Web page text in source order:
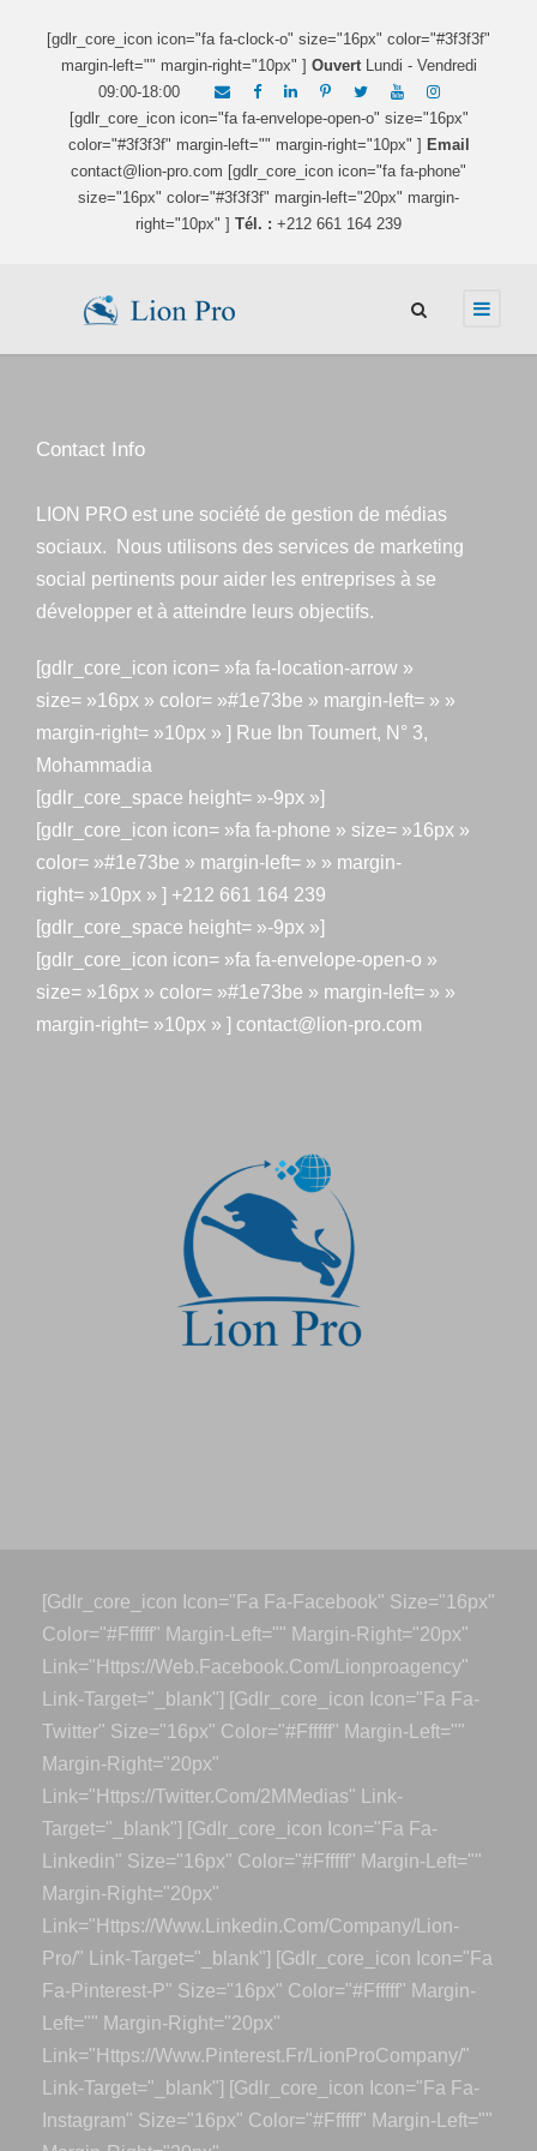
[gdlr_core_icon icon="fa fa-clock-o" size="16px" color="#3f3f3f"
margin-left="" margin-right="10px" ] OuvertLundi - Vendredi
09:00-18:00
[gdlr_core_icon icon="fa fa-envelope-open-o" size="16px"
color="#3f3f3f" margin-left="" margin-right="10px" ] Email
contact@lion-pro.com [gdlr_core_icon icon="fa fa-phone"
size="16px" color="#3f3f3f" margin-left="20px" margin-
right="10px" ] Tél. : +212 661 164 239
Contact Info
LION PRO est une société de gestion de médias
sociaux. Nous utilisons des services de marketing
social pertinents pour aider les entreprises à se
développer et à atteindre leurs objectifs.
[gdlr_core_icon icon= »fa fa-location-arrow »
size= »16px » color= »#1e73be » margin-left= » »
margin-right= »10px » ] Rue Ibn Toumert, N° 3,
Mohammadia
[gdlr_core_space height= »-9px »]
[gdlr_core_icon icon= »fa fa-phone » size= »16px »
color= »#1e73be » margin-left= » » margin-
right= »10px » ] +212 661 164 239
[gdlr_core_space height= »-9px »]
[gdlr_core_icon icon= »fa fa-envelope-open-o »
size= »16px » color= »#1e73be » margin-left= » »
margin-right= »10px » ] contact@lion-pro.com
[gdlr_core_icon Icon="fa Fa-Facebook" Size="16px"
Color="#ffffff" Margin-Left="" Margin-Right="20px"
Link="https://web.facebook.com/lionproagency"
Link-Target="_blank"] [gdlr_core_icon Icon="fa Fa-
Twitter" Size="16px" Color="#ffffff" Margin-Left=""
Margin-Right="20px"
Link="https://twitter.com/2MMedias" Link-
Target="_blank"] [gdlr_core_icon Icon="fa Fa-
Linkedin" Size="16px" Color="#ffffff" Margin-Left=""
Margin-Right="20px"
Link="https://www.linkedin.com/company/lion-
Pro/" Link-Target="_blank"] [gdlr_core_icon Icon="fa
Fa-Pinterest-P" Size="16px" Color="#ffffff" Margin-
Left="" Margin-Right="20px"
Link="https://www.pinterest.fr/LionProCompany/"
Link-Target="_blank"] [gdlr_core_icon Icon="fa Fa-
Instagram" Size="16px" Color="#ffffff" Margin-Left=""